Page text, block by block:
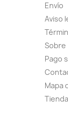
Envío
Aviso
Pago
Mapa